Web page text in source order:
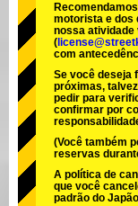
motorista e dos
nossa atividade
(
com
Se você deseja
próximas,
pedir para
confirmar por
(Você também
reservas
A política de
que você
padrão do